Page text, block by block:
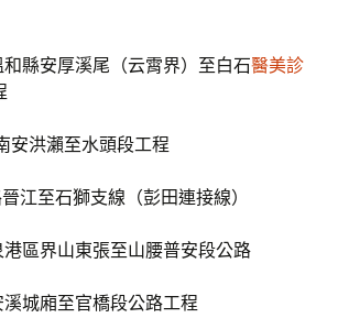
和縣安厚溪尾（云霄界）至白石醫美診
安洪瀨至水頭段工程
江至石獅支線（彭田連接線）
港區界山東張至山腰普安段公路
溪城廂至官橋段公路工程